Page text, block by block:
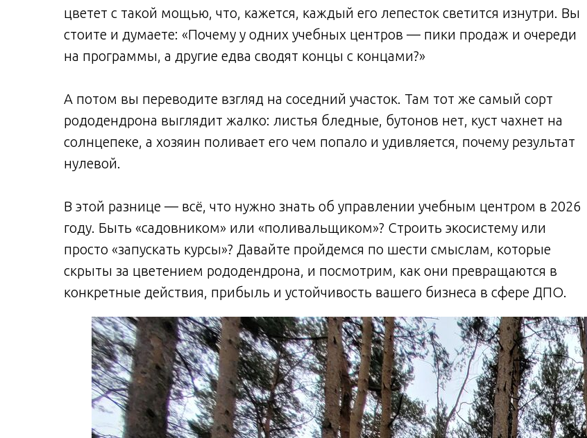
цветет с такой мощью, что, кажется, каждый его лепесток светится изнутри. Вы
стоите и думаете: «Почему у одних учебных центров — пики продаж и очереди
на программы, а другие едва сводят концы с концами?»
А потом вы переводите взгляд на соседний участок. Там тот же самый сорт
рододендрона выглядит жалко: листья бледные, бутонов нет, куст чахнет на
солнцепеке, а хозяин поливает его чем попало и удивляется, почему результат
нулевой.
В этой разнице — всё, что нужно знать об управлении учебным центром в 2026
году. Быть «садовником» или «поливальщиком»? Строить экосистему или
просто «запускать курсы»? Давайте пройдемся по шести смыслам, которые
скрыты за цветением рододендрона, и посмотрим, как они превращаются в
конкретные действия, прибыль и устойчивость вашего бизнеса в сфере ДПО.